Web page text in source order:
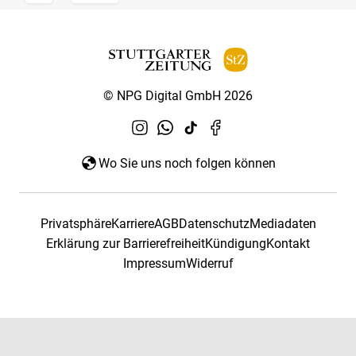
© NPG Digital GmbH 2026
Wo Sie uns noch folgen können
PrivatsphäreKarriereAGBDatenschutzMediadaten
Erklärung zur BarrierefreiheitKündigungKontakt
ImpressumWiderruf